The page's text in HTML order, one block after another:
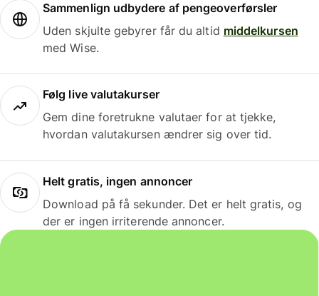
Sammenlign udbydere af pengeoverførsler
Uden skjulte gebyrer får du altid middelkursen
med Wise.
Følg live valutakurser
Gem dine foretrukne valutaer for at tjekke,
hvordan valutakursen ændrer sig over tid.
Helt gratis, ingen annoncer
Download på få sekunder. Det er helt gratis, og
der er ingen irriterende annoncer.